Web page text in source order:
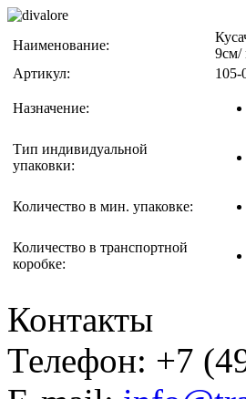
Наименование:
9см/
Артикул:
105-
Назначение:
Тип индивидуальной
упаковки:
Количество в мин. упаковке:
Количество в транспортной
коробке:
Контакты
Телефон: +7